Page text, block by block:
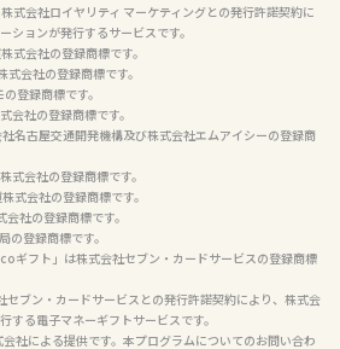
式会社ロイヤリティ マーケティングとの発行許諾契約に
ションが発行するサービスです。
式会社の登録商標です。
会社の登録商標です。
登録商標です。
会社の登録商標です。
名古屋交通開発機構及び株式会社エムアイシーの登録商
式会社の登録商標です。
式会社の登録商標です。
社の登録商標です。
の登録商標です。
ギフト」は株式会社セブン・カードサービスの登録商標
セブン・カードサービスとの発行許諾契約により、株式会
る電子マネーギフトサービスです。